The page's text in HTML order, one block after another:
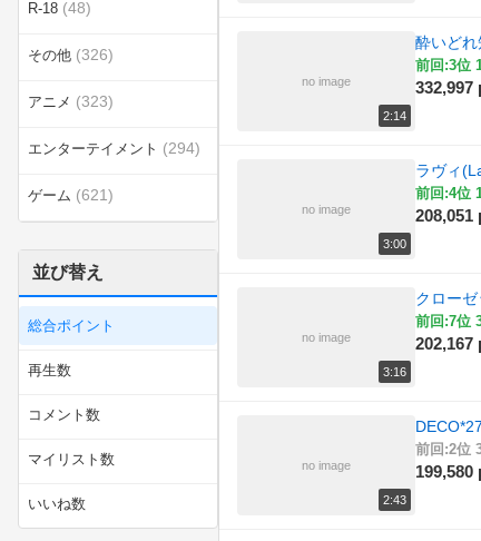
R-18 (48)
その他 (326)
アニメ (323)
エンターテイメント (294)
ゲーム (621)
ラジオ (9)
乗り物
並び替え
総合ポイント
再生数
コメント数
マイリスト数
いいね数
no image
2:14
酔いど
前回:3位
332,997
no image
3:00
ラヴィ
前回:4位
208,051
no image
3:16
クロー
前回:7位
202,167
no image
2:43
前回:2位
199,580